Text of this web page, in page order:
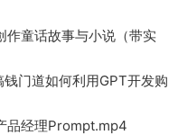
作童话故事与小说（带实
门道如何利用GPT开发购
品经理Prompt.mp4